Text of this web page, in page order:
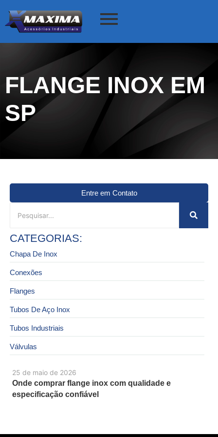
FLANGE INOX EM
SP
25 de maio de 2026
Onde comprar flange inox com qualidade e
especificação confiável
Entre em Contato
CATEGORIAS:
Chapa De Inox
Conexões
Flanges
Tubos De Aço Inox
Tubos Industriais
Válvulas